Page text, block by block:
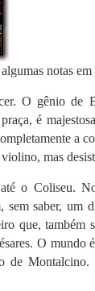
notas
O gênio de
é
a
mas
o Coliseu.
saber, um
que, também
O mundo
de Montalcino.